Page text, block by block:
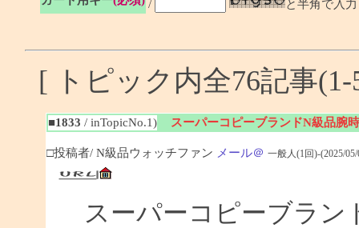
/ と半角で入力
[ トピック内全76記事
■1833 / inTopicNo.1) スーパーコピーブランドN級品腕
□投稿者/ N級品ウォッチファン メール＠ 一般人(1回)-(2025/05/
スーパーコピーブラン